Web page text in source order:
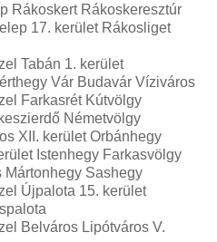
Rákoskert Rákoskeresztúr
17. kerület Rákosliget
Tabán 1. kerület
Vár Budavár Víziváros
Farkasrét Kútvölgy
Németvölgy
XII. kerület Orbánhegy
Istenhegy Farkasvölgy
Sashegy
Újpalota 15. kerület
Belváros Lipótváros V.